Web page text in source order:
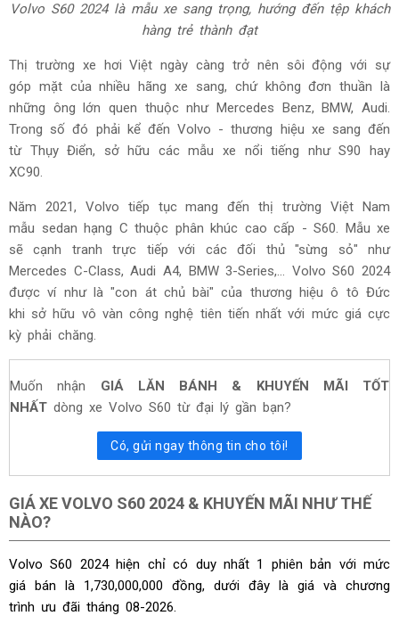
Volvo S60 2024 là mẫu xe sang trọng, hướng đến tệp khách
hàng trẻ thành đạt
Thị trường xe hơi Việt ngày càng trở nên sôi động với sự
góp mặt của nhiều hãng xe sang, chứ không đơn thuần là
những ông lớn quen thuộc như Mercedes Benz, BMW, Audi.
Trong số đó phải kể đến Volvo - thương hiệu xe sang đến
từ Thụy Điển, sở hữu các mẫu xe nổi tiếng như S90 hay
XC90.
Năm 2021, Volvo tiếp tục mang đến thị trường Việt Nam
mẫu sedan hạng C thuộc phân khúc cao cấp - S60. Mẫu xe
sẽ cạnh tranh trực tiếp với các đối thủ "sừng sỏ" như
Mercedes C-Class, Audi A4, BMW 3-Series,... Volvo S60 2024
được ví như là "con át chủ bài" của thương hiệu ô tô Đức
khi sở hữu vô vàn công nghệ tiên tiến nhất với mức giá cực
kỳ phải chăng.
Muốn nhận GIÁ LĂN BÁNH & KHUYẾN MÃI TỐT
NHẤT dòng xe Volvo S60 từ đại lý gần bạn?
Có, gửi ngay thông tin cho tôi!
GIÁ XE VOLVO S60 2024 & KHUYẾN MÃI NHƯ THẾ
NÀO?
Volvo S60 2024 hiện chỉ có duy nhất 1 phiên bản với mức
giá bán là 1,730,000,000 đồng, dưới đây là giá và chương
trình ưu đãi tháng 08-2026.